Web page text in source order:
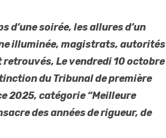
d’une soirée, les allures d’un
illuminée, magistrats, autorités
Le vendredi 10 octobre
du Tribunal de première
2025, catégorie “Meilleure
des années de rigueur, de